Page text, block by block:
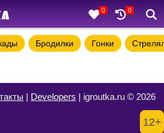
0 0
Бродилки Гонки
| Developers | igroutka.ru © 2026
12+